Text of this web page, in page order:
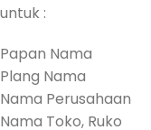
untuk :
Papan Nama
Plang Nama
Nama Perusahaan
Nama Toko, Ruko